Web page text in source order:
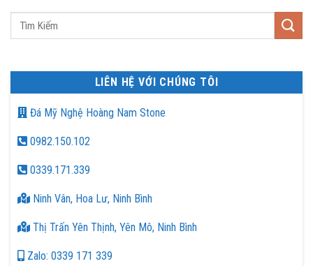
LIÊN HỆ VỚI CHÚNG TÔI
Đá Mỹ Nghệ Hoàng Nam Stone
0982.150.102
0339.171.339
Ninh Vân, Hoa Lư, Ninh Bình
Thị Trấn Yên Thịnh, Yên Mô, Ninh Bình
Zalo: 0339 171 339